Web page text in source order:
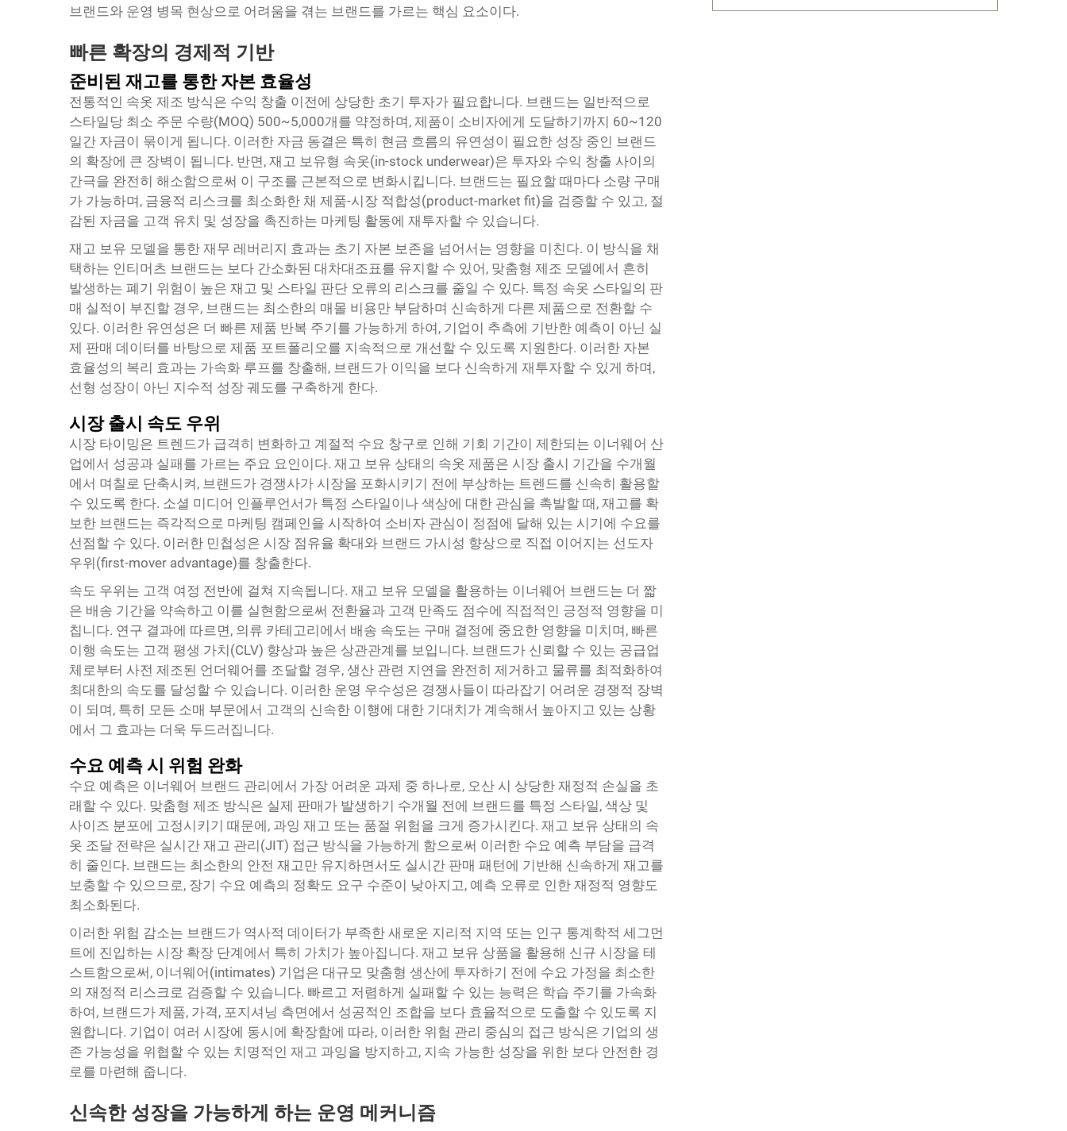
브랜드와 운영 병목 현상으로 어려움을 겪는 브랜드를 가르는 핵심 요소이다.
빠른 확장의 경제적 기반
준비된 재고를 통한 자본 효율성
전통적인 속옷 제조 방식은 수익 창출 이전에 상당한 초기 투자가 필요합니다. 브랜드는 일반적으로
스타일당 최소 주문 수량(MOQ) 500~5,000개를 약정하며, 제품이 소비자에게 도달하기까지 60~120
일간 자금이 묶이게 됩니다. 이러한 자금 동결은 특히 현금 흐름의 유연성이 필요한 성장 중인 브랜드
의 확장에 큰 장벽이 됩니다. 반면, 재고 보유형 속옷(in-stock underwear)은 투자와 수익 창출 사이의
간극을 완전히 해소함으로써 이 구조를 근본적으로 변화시킵니다. 브랜드는 필요할 때마다 소량 구매
가 가능하며, 금융적 리스크를 최소화한 채 제품-시장 적합성(product-market fit)을 검증할 수 있고, 절
감된 자금을 고객 유치 및 성장을 촉진하는 마케팅 활동에 재투자할 수 있습니다.
재고 보유 모델을 통한 재무 레버리지 효과는 초기 자본 보존을 넘어서는 영향을 미친다. 이 방식을 채
택하는 인티머츠 브랜드는 보다 간소화된 대차대조표를 유지할 수 있어, 맞춤형 제조 모델에서 흔히
발생하는 폐기 위험이 높은 재고 및 스타일 판단 오류의 리스크를 줄일 수 있다. 특정 속옷 스타일의 판
매 실적이 부진할 경우, 브랜드는 최소한의 매몰 비용만 부담하며 신속하게 다른 제품으로 전환할 수
있다. 이러한 유연성은 더 빠른 제품 반복 주기를 가능하게 하여, 기업이 추측에 기반한 예측이 아닌 실
제 판매 데이터를 바탕으로 제품 포트폴리오를 지속적으로 개선할 수 있도록 지원한다. 이러한 자본
효율성의 복리 효과는 가속화 루프를 창출해, 브랜드가 이익을 보다 신속하게 재투자할 수 있게 하며,
선형 성장이 아닌 지수적 성장 궤도를 구축하게 한다.
시장 출시 속도 우위
시장 타이밍은 트렌드가 급격히 변화하고 계절적 수요 창구로 인해 기회 기간이 제한되는 이너웨어 산
업에서 성공과 실패를 가르는 주요 요인이다. 재고 보유 상태의 속옷 제품은 시장 출시 기간을 수개월
에서 며칠로 단축시켜, 브랜드가 경쟁사가 시장을 포화시키기 전에 부상하는 트렌드를 신속히 활용할
수 있도록 한다. 소셜 미디어 인플루언서가 특정 스타일이나 색상에 대한 관심을 촉발할 때, 재고를 확
보한 브랜드는 즉각적으로 마케팅 캠페인을 시작하여 소비자 관심이 정점에 달해 있는 시기에 수요를
선점할 수 있다. 이러한 민첩성은 시장 점유율 확대와 브랜드 가시성 향상으로 직접 이어지는 선도자
우위(first-mover advantage)를 창출한다.
속도 우위는 고객 여정 전반에 걸쳐 지속됩니다. 재고 보유 모델을 활용하는 이너웨어 브랜드는 더 짧
은 배송 기간을 약속하고 이를 실현함으로써 전환율과 고객 만족도 점수에 직접적인 긍정적 영향을 미
칩니다. 연구 결과에 따르면, 의류 카테고리에서 배송 속도는 구매 결정에 중요한 영향을 미치며, 빠른
이행 속도는 고객 평생 가치(CLV) 향상과 높은 상관관계를 보입니다. 브랜드가 신뢰할 수 있는 공급업
체로부터 사전 제조된 언더웨어를 조달할 경우, 생산 관련 지연을 완전히 제거하고 물류를 최적화하여
최대한의 속도를 달성할 수 있습니다. 이러한 운영 우수성은 경쟁사들이 따라잡기 어려운 경쟁적 장벽
이 되며, 특히 모든 소매 부문에서 고객의 신속한 이행에 대한 기대치가 계속해서 높아지고 있는 상황
에서 그 효과는 더욱 두드러집니다.
수요 예측 시 위험 완화
수요 예측은 이너웨어 브랜드 관리에서 가장 어려운 과제 중 하나로, 오산 시 상당한 재정적 손실을 초
래할 수 있다. 맞춤형 제조 방식은 실제 판매가 발생하기 수개월 전에 브랜드를 특정 스타일, 색상 및
사이즈 분포에 고정시키기 때문에, 과잉 재고 또는 품절 위험을 크게 증가시킨다. 재고 보유 상태의 속
옷 조달 전략은 실시간 재고 관리(JIT) 접근 방식을 가능하게 함으로써 이러한 수요 예측 부담을 급격
히 줄인다. 브랜드는 최소한의 안전 재고만 유지하면서도 실시간 판매 패턴에 기반해 신속하게 재고를
보충할 수 있으므로, 장기 수요 예측의 정확도 요구 수준이 낮아지고, 예측 오류로 인한 재정적 영향도
최소화된다.
이러한 위험 감소는 브랜드가 역사적 데이터가 부족한 새로운 지리적 지역 또는 인구 통계학적 세그먼
트에 진입하는 시장 확장 단계에서 특히 가치가 높아집니다. 재고 보유 상품을 활용해 신규 시장을 테
스트함으로써, 이너웨어(intimates) 기업은 대규모 맞춤형 생산에 투자하기 전에 수요 가정을 최소한
의 재정적 리스크로 검증할 수 있습니다. 빠르고 저렴하게 실패할 수 있는 능력은 학습 주기를 가속화
하여, 브랜드가 제품, 가격, 포지셔닝 측면에서 성공적인 조합을 보다 효율적으로 도출할 수 있도록 지
원합니다. 기업이 여러 시장에 동시에 확장함에 따라, 이러한 위험 관리 중심의 접근 방식은 기업의 생
존 가능성을 위협할 수 있는 치명적인 재고 과잉을 방지하고, 지속 가능한 성장을 위한 보다 안전한 경
로를 마련해 줍니다.
신속한 성장을 가능하게 하는 운영 메커니즘